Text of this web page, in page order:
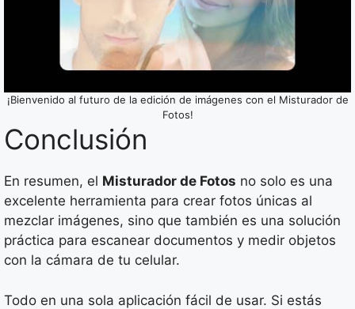
¡Bienvenido al futuro de la edición de imágenes con el Misturador de
Fotos!
Conclusión
En resumen, el Misturador de Fotos no solo es una
excelente herramienta para crear fotos únicas al
mezclar imágenes, sino que también es una solución
práctica para escanear documentos y medir objetos
con la cámara de tu celular.
Todo en una sola aplicación fácil de usar. Si estás